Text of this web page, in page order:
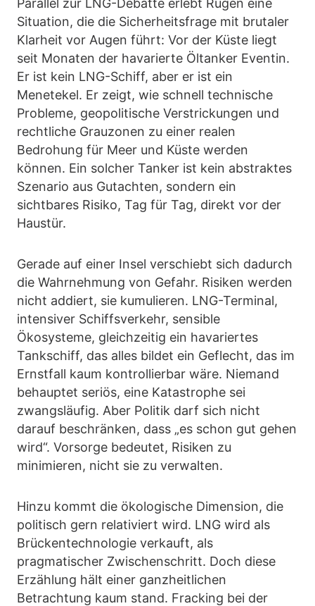
Parallel zur LNG-Debatte erlebt Rügen eine
Situation, die die Sicherheitsfrage mit brutaler
Klarheit vor Augen führt: Vor der Küste liegt
seit Monaten der havarierte Öltanker Eventin.
Er ist kein LNG-Schiff, aber er ist ein
Menetekel. Er zeigt, wie schnell technische
Probleme, geopolitische Verstrickungen und
rechtliche Grauzonen zu einer realen
Bedrohung für Meer und Küste werden
können. Ein solcher Tanker ist kein abstraktes
Szenario aus Gutachten, sondern ein
sichtbares Risiko, Tag für Tag, direkt vor der
Haustür.
Gerade auf einer Insel verschiebt sich dadurch
die Wahrnehmung von Gefahr. Risiken werden
nicht addiert, sie kumulieren. LNG-Terminal,
intensiver Schiffsverkehr, sensible
Ökosysteme, gleichzeitig ein havariertes
Tankschiff, das alles bildet ein Geflecht, das im
Ernstfall kaum kontrollierbar wäre. Niemand
behauptet seriös, eine Katastrophe sei
zwangsläufig. Aber Politik darf sich nicht
darauf beschränken, dass „es schon gut gehen
wird“. Vorsorge bedeutet, Risiken zu
minimieren, nicht sie zu verwalten.
Hinzu kommt die ökologische Dimension, die
politisch gern relativiert wird. LNG wird als
Brückentechnologie verkauft, als
pragmatischer Zwischenschritt. Doch diese
Erzählung hält einer ganzheitlichen
Betrachtung kaum stand. Fracking bei der